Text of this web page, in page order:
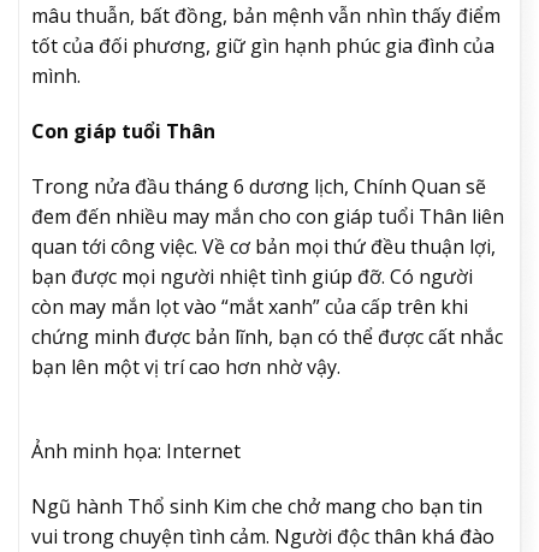
mâu thuẫn, bất đồng, bản mệnh vẫn nhìn thấy điểm
tốt của đối phương, giữ gìn hạnh phúc gia đình của
mình.
Con giáp tuổi Thân
Trong nửa đầu tháng 6 dương lịch, Chính Quan sẽ
đem đến nhiều may mắn cho con giáp tuổi Thân liên
quan tới công việc. Về cơ bản mọi thứ đều thuận lợi,
bạn được mọi người nhiệt tình giúp đỡ. Có người
còn may mắn lọt vào “mắt xanh” của cấp trên khi
chứng minh được bản lĩnh, bạn có thể được cất nhắc
bạn lên một vị trí cao hơn nhờ vậy.
Ảnh minh họa: Internet
Ngũ hành Thổ sinh Kim che chở mang cho bạn tin
vui trong chuyện tình cảm. Người độc thân khá đào